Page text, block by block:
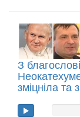
З
зміцніла та